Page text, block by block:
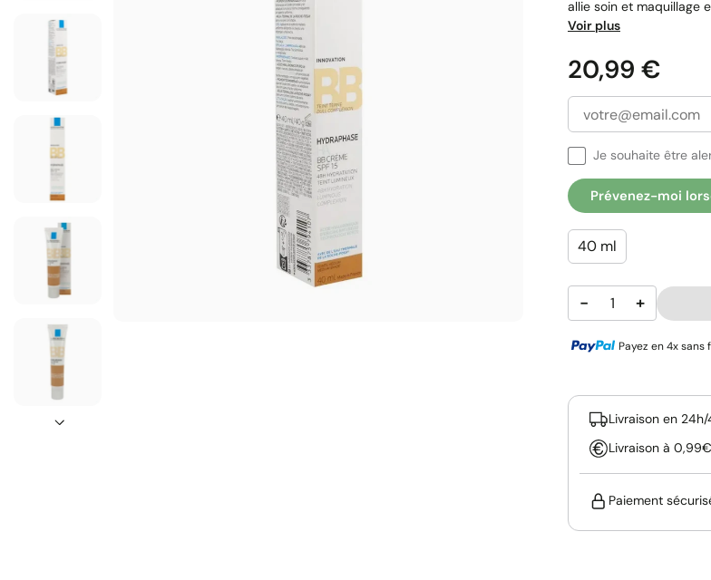
allie soin et maquillage
Voir plus
Prix
20,99 €
Je souhaite être
Prévenez-moi
40 ml
− +
Payez en 4x sans
Livraison en
Livraison à
Paiement